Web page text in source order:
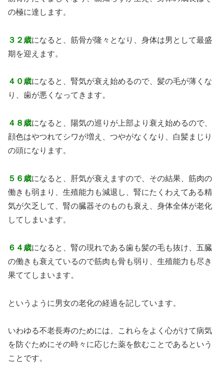
の極に達します。
３２歳になると、筋骨が隆々となり、身体は男として最盛
期を迎えます。
４０歳になると、腎気が衰え始めるので、髪の毛が薄くな
り、歯が悪くなってきます。
４８歳になると、陽気の巡りが上部より衰え始めるので、
顔色はやつれてシワが増え、つやがなくなり、白髪まじり
の頭になります。
５６歳になると、肝気が衰えますので、その結果、筋肉の
働きも弱まり、生殖能力も減退し、腎にたくわえてある精
気が欠乏して、腎の臓器そのものも衰え、身体全体が老化
してしまいます。
６４歳になると、腎の現れである歯も髪の毛も抜け、五臓
の働きも衰えているので筋肉も骨も弱り、生殖能力も尽き
果ててしまいます。
というように男女の老化の経過を記しています。
いわゆる不老長寿のためには、これらをよく心がけて病気
を防ぐためにその時々に応じた薬を飲むことであるという
ことです。